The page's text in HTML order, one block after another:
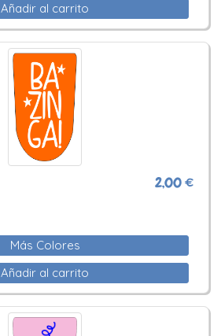
Añadir al carrito
2,00 €
Más Colores
Añadir al carrito